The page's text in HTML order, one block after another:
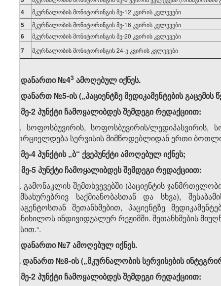
4 მკურნალობის მონიტორინგის მე-12 კვირის კვლევები
5 მკურნალობის მონიტორინგის მე-16 კვირის კვლევები
6 მკურნალობის მონიტორინგის მე-20 კვირის კვლევები
7 მკურნალობის მონიტორინგის 24-ე კვირის კვლევები
4. დანართი №4​3 ამოღებულ იქნეს.
5. დანართ №5-ის („პაციენტზე მედიკამენტების გაცემის
ა) მე-2 პუნქტი ჩამოყალიბდეს შემდეგი რედაქციით:
„2. სოფოსბუვირის, სოფოსბუვირის/ლედიპასვირის,
ხორციელდება სერვისის მიმწოდებლიდან ერთი
ბ) მე-4 პუნქტის „ბ“ ქვეპუნქტი ამოღებულ იქნეს;
გ) მე-5 პუნქტი ჩამოყალიბდეს შემდეგი რედაქციით:
„5. გამონაკლის შემთხვევებში (პაციენტის
სამსახურებრივ საქმიანობასთან და სხვა),
სააგენტოსთან შეთანხმებით, პაციენტზე
განიხილოს ინდივიდუალურ რეჟიმში. შეთანხმების
წესით.“.
6. დანართი №7 ამოღებულ იქნეს.
7. დანართ №8-ის („მკურნალობის სერვისების
ა) მე-2 პუნქტი ჩამოყალიბდეს შემდეგი რედაქციით: